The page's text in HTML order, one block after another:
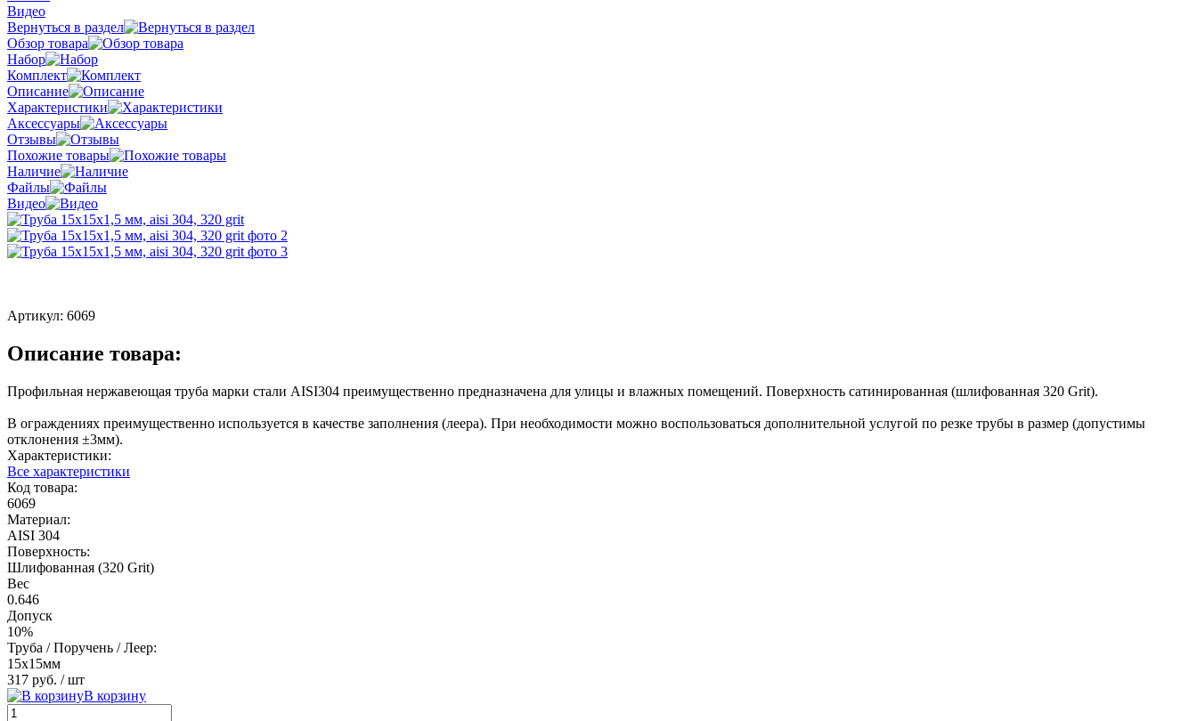
Видео
Вернуться в раздел
Обзор товара
Набор
Комплект
Описание
Характеристики
Аксессуары
Отзывы
Похожие товары
Наличие
Файлы
Видео
Артикул: 6069
Описание товара:
Профильная нержавеющая труба марки стали AISI304 преимущественно предназначена для улицы и влажных помещений. Поверхность сатинированная (шлифованная 320 Grit).
В ограждениях преимущественно используется в качестве заполнения (леера). При необходимости можно воспользоваться дополнительной услугой по резке трубы в размер (допустимы
отклонения ±3мм).
Характеристики:
Все характеристики
Код товара:
6069
Материал:
AISI 304
Поверхность:
Шлифованная (320 Grit)
Вес
0.646
Допуск
10%
Труба / Поручень / Леер:
15x15мм
317 руб. / шт
В корзину